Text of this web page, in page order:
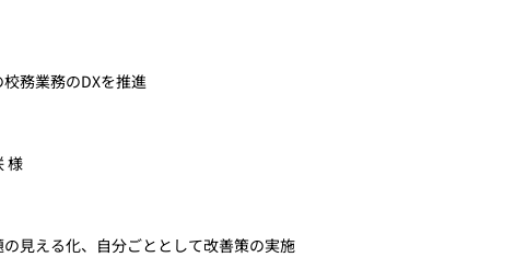
務業務のDXを推進
様
見える化、自分ごととして改善策の実施